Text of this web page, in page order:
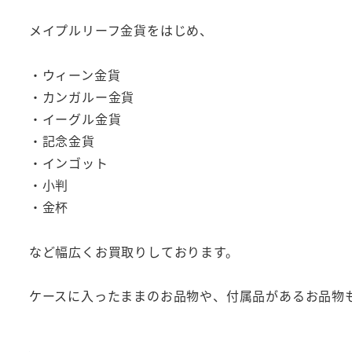
メイプルリーフ金貨をはじめ、
・ウィーン金貨
・カンガルー金貨
・イーグル金貨
・記念金貨
・インゴット
・小判
・金杯
など幅広くお買取りしております。
ケースに入ったままのお品物や、付属品があるお品物